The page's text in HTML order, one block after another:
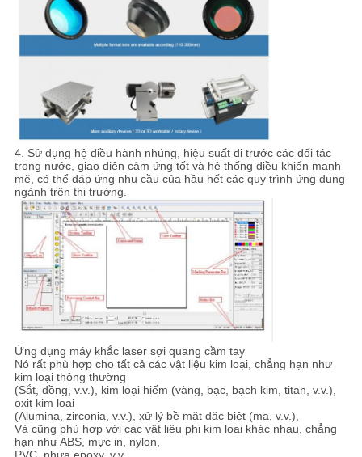
4. Sử dụng hệ điều hành nhúng, hiệu suất đi trước các đối tác
trong nước, giao diện cảm ứng tốt và hệ thống điều khiển mạnh
mẽ, có thể đáp ứng nhu cầu của hầu hết các quy trình ứng dụng
ngành trên thị trường.
Ứng dụng máy khắc laser sợi quang cầm tay
Nó rất phù hợp cho tất cả các vật liệu kim loại, chẳng hạn như
kim loại thông thường
(Sắt, đồng, v.v.), kim loại hiếm (vàng, bạc, bạch kim, titan, v.v.),
oxit kim loại
(Alumina, zirconia, v.v.), xử lý bề mặt đặc biệt (mạ, v.v.),
Và cũng phù hợp với các vật liệu phi kim loại khác nhau, chẳng
hạn như ABS, mực in, nylon,